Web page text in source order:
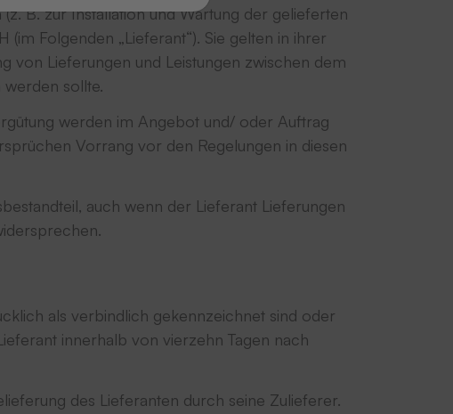
B. zur Installation und Wartung der gelieferten
Folgenden „Lieferant“). Sie gelten in ihrer
von Lieferungen und Leistungen zwischen dem
sollte.
werden im Angebot und/ oder Auftrag
Vorrang vor den Regelungen in diesen
auch wenn der Lieferant Lieferungen
als verbindlich gekennzeichnet sind oder
innerhalb von vierzehn Tagen nach
des Lieferanten durch seine Zulieferer.